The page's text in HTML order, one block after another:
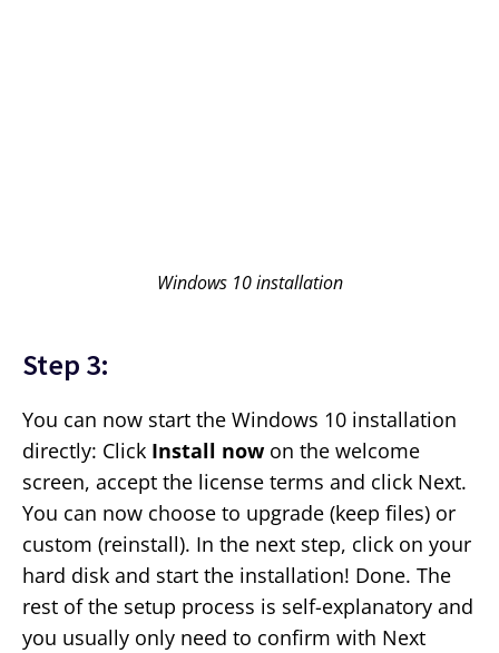
Windows 10 installation
Step 3:
You can now start the Windows 10 installation
directly: Click Install nowon the welcome
screen, accept the license terms and click Next.
You can now choose to upgrade (keep files) or
custom (reinstall). In the next step, click on your
hard disk and start the installation! Done. The
rest of the setup process is self-explanatory and
you usually only need to confirm with Next